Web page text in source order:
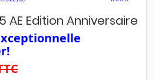
AE Edition Anniversaire